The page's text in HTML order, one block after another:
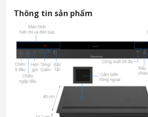
Thông tin sản phẩm